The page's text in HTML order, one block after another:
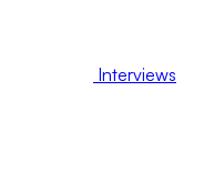
Interviews